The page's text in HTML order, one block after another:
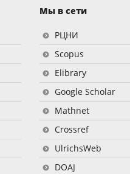
Мы в сети
РЦНИ
Scopus
Elibrary
Google Scholar
Mathnet
Crossref
UlrichsWeb
DOAJ